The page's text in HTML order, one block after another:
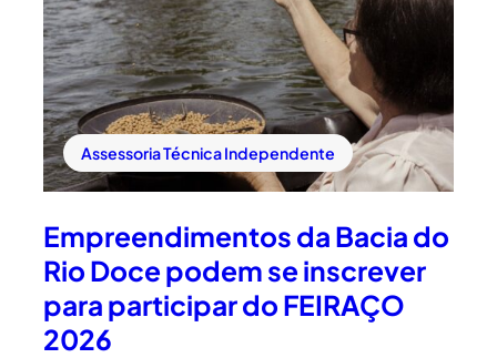
Assessoria Técnica Independente
Empreendimentos da Bacia do
Rio Doce podem se inscrever
para participar do FEIRAÇO
2026